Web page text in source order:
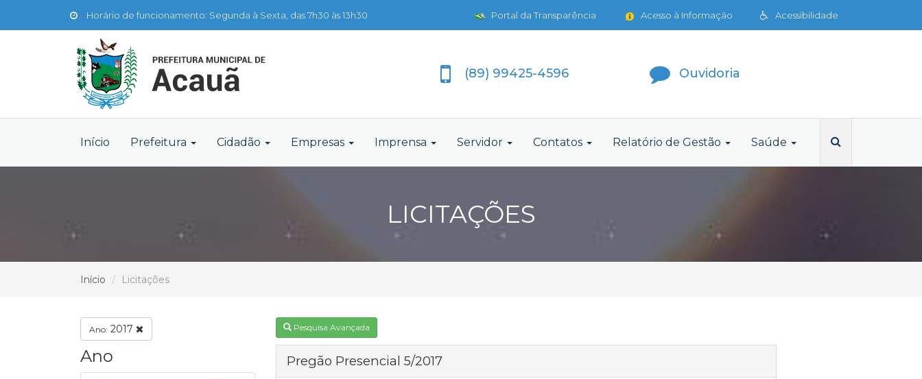
Horário de funcionamento: Segunda à Sexta, das 7h30 às 13h30 Acessibilidade
Acesso à Informação
Portal da Transparência
(89) 99425-4596 Ouvidoria
Início Prefeitura Cidadão Empresas Imprensa Servidor Contatos Relatório de Gestão Saúde
LICITAÇÕES
Início Licitações
Ano: 2017
Ano
Pesquisa Avançada
Pregão Presencial 5/2017